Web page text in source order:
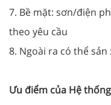
7. Bề mặt: sơn/điện
theo yêu cầu
8. Ngoài ra có thể
Ưu điểm của Hệ